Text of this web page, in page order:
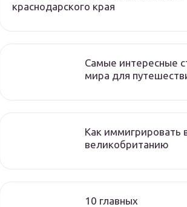
краснодарского края
Самые интересные
мира для
Как иммигрировать
великобританию
10 главных